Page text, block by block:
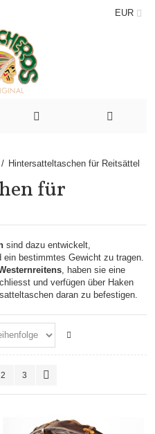
EUR
/ Hintersatteltaschen für Reitsättel
für
sind dazu entwickelt,
ein bestimmtes Gewicht zu tragen.
, haben sie eine
und verfügen über Haken
daran zu befestigen.
2 3